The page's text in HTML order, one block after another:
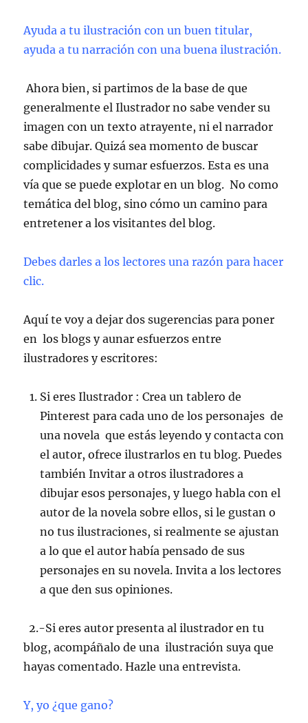
Ayuda a tu ilustración con un buen titular,
ayuda a tu narración con una buena ilustración.
Ahora bien, si partimos de la base de que
generalmente el Ilustrador no sabe vender su
imagen con un texto atrayente, ni el narrador
sabe dibujar. Quizá sea momento de buscar
complicidades y sumar esfuerzos. Esta es una
vía que se puede explotar en un blog. No como
temática del blog, sino cómo un camino para
entretener a los visitantes del blog.
Debes darles a los lectores una razón para hacer
clic.
Aquí te voy a dejar dos sugerencias para poner
en los blogs y aunar esfuerzos entre
ilustradores y escritores:
Si eres Ilustrador : Crea un tablero de
Pinterest para cada uno de los personajes de
una novela que estás leyendo y contacta con
el autor, ofrece ilustrarlos en tu blog. Puedes
también Invitar a otros ilustradores a
dibujar esos personajes, y luego habla con el
autor de la novela sobre ellos, si le gustan o
no tus ilustraciones, si realmente se ajustan
a lo que el autor había pensado de sus
personajes en su novela. Invita a los lectores
a que den sus opiniones.
2.-Si eres autor presenta al ilustrador en tu
blog, acompáñalo de una ilustración suya que
hayas comentado. Hazle una entrevista.
Y, yo ¿que gano?